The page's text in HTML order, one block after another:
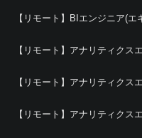
【リモート】BIエンジニア(エ
【リモート】アナリティクス
【リモート】アナリティクス
【リモート】アナリティクス